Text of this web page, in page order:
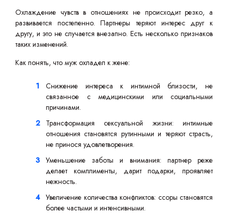
Охлаждение чувств в отношениях не происходит резко, а
развивается постепенно. Партнеры теряют интерес друг к
другу, и это не случается внезапно. Есть несколько признаков
таких изменений.
Как понять, что муж охладел к жене:
Снижение интереса к интимной близости, не
связанное с медицинскими или социальными
причинами.
Трансформация сексуальной жизни: интимные
отношения становятся рутинными и теряют страсть,
не принося удовлетворения.
Уменьшение заботы и внимания: партнер реже
делает комплименты, дарит подарки, проявляет
нежность.
Увеличение количества конфликтов: ссоры становятся
более частыми и интенсивными.